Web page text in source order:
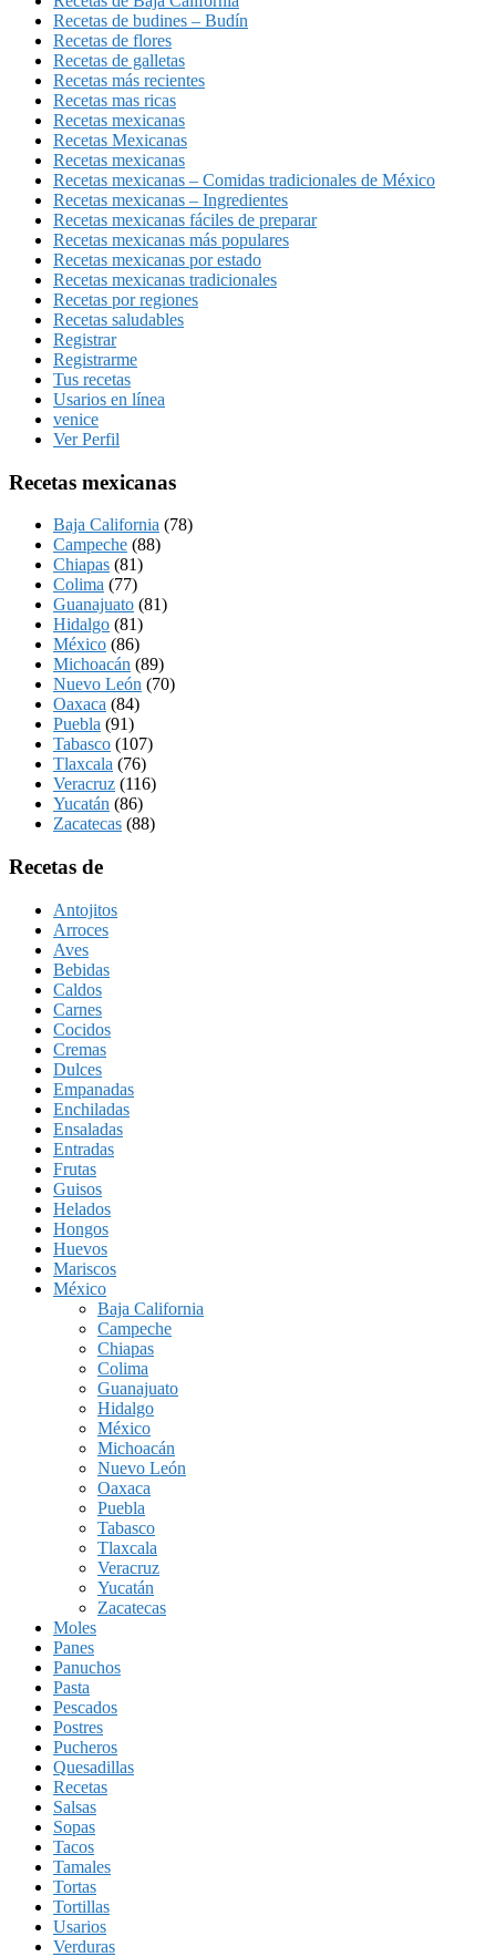
Recetas de budines – Budín
Recetas de flores
Recetas de galletas
Recetas más recientes
Recetas mas ricas
Recetas mexicanas
Recetas Mexicanas
Recetas mexicanas
Recetas mexicanas – Comidas tradicionales de México
Recetas mexicanas – Ingredientes
Recetas mexicanas fáciles de preparar
Recetas mexicanas más populares
Recetas mexicanas por estado
Recetas mexicanas tradicionales
Recetas por regiones
Recetas saludables
Registrar
Registrarme
Tus recetas
Usarios en línea
venice
Ver Perfil
Recetas mexicanas
Baja California (78)
Campeche (88)
Chiapas (81)
Colima (77)
Guanajuato (81)
Hidalgo (81)
México (86)
Michoacán (89)
Nuevo León (70)
Oaxaca (84)
Puebla (91)
Tabasco (107)
Tlaxcala (76)
Veracruz (116)
Yucatán (86)
Zacatecas (88)
Recetas de
Antojitos
Arroces
Aves
Bebidas
Caldos
Carnes
Cocidos
Cremas
Dulces
Empanadas
Enchiladas
Ensaladas
Entradas
Frutas
Guisos
Helados
Hongos
Huevos
Mariscos
México
Baja California
Campeche
Chiapas
Colima
Guanajuato
Hidalgo
México
Michoacán
Nuevo León
Oaxaca
Puebla
Tabasco
Tlaxcala
Veracruz
Yucatán
Zacatecas
Moles
Panes
Panuchos
Pasta
Pescados
Postres
Pucheros
Quesadillas
Recetas
Salsas
Sopas
Tacos
Tamales
Tortas
Tortillas
Usarios
Verduras